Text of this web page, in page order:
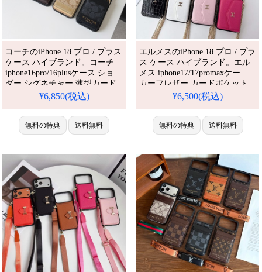
コーチのiPhone 18 プロ / プラス
ケース ハイブランド。コーチ
iphone16pro/16plusケース ショル
ダー シグネチャー 薄型カード
ケース coach ロゴ アイフォーン
ストラップ付き 落下防止 ハイ
ブランド galaxy s24/s23/s22ケー
ス 斜めがけ ファッション。芸
¥6,850(税込)
無料の特典 送料無料
エルメスのiPhone 18 プロ / プラ
ス ケース ハイブランド。エル
メス iphone17/17promaxケース
カーフレザー カードポケット
背面収納ケース hermes アイフ
ップ付き 落下防止 ハイブラン
ド アイフォン15/14/13 proカバ
ー ビジネス風 おしゃれ。芸能
衝撃・防水・多機能でかわい
い。おしゃれでシン
¥6,500(税込)
無料の特典 送料無料